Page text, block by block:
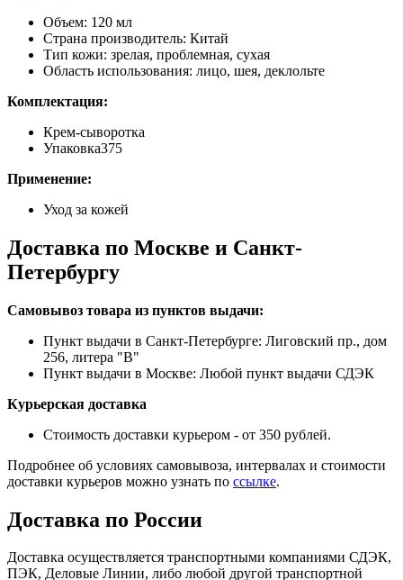
Объем: 120 мл
Страна производитель: Китай
Тип кожи: зрелая, проблемная, сухая
Область использования: лицо, шея, деклольте
Комплектация:
Крем-сыворотка
Упаковка375
Применение:
Уход за кожей
Доставка по Москве и Санкт-
Петербургу
Самовывоз товара из пунктов выдачи:
Пункт выдачи в Санкт-Петербурге: Лиговский пр., дом
256, литера "В"
Пункт выдачи в Москве: Любой пункт выдачи СДЭК
Курьерская доставка
Стоимость доставки курьером - от 350 рублей.
Подробнее об условиях самовывоза, интервалах и стоимости
доставки курьеров можно узнать по ссылке.
Доставка по России
Доставка осуществляется транспортными компаниями СДЭК,
ПЭК, Деловые Линии, либо любой другой транспортной